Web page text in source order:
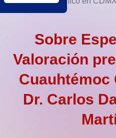
Sobre
Valoración
Cuauhtémoc
Dr. Carlos